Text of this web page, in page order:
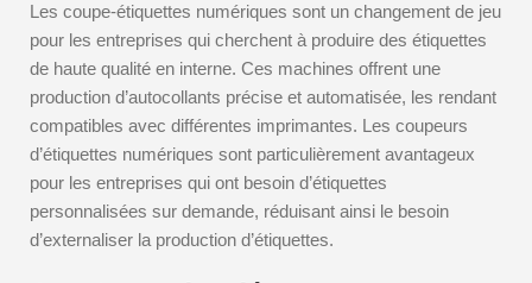
Les coupe-étiquettes numériques sont un changement de jeu
pour les entreprises qui cherchent à produire des étiquettes
de haute qualité en interne. Ces machines offrent une
production d’autocollants précise et automatisée, les rendant
compatibles avec différentes imprimantes. Les coupeurs
d’étiquettes numériques sont particulièrement avantageux
pour les entreprises qui ont besoin d’étiquettes
personnalisées sur demande, réduisant ainsi le besoin
d’externaliser la production d’étiquettes.